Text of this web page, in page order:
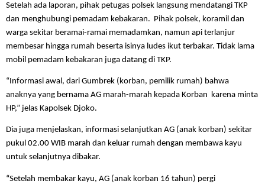
Setelah ada laporan, pihak petugas polsek langsung mendatangi TKP
dan menghubungi pemadam kebakaran. Pihak polsek, koramil dan
warga sekitar beramai-ramai memadamkan, namun api terlanjur
membesar hingga rumah beserta isinya ludes ikut terbakar. Tidak lama
mobil pemadam kebakaran juga datang di TKP.
“Informasi awal, dari Gumbrek (korban, pemilik rumah) bahwa
anaknya yang bernama AG marah-marah kepada Korban karena minta
HP,” jelas Kapolsek Djoko.
Dia juga menjelaskan, informasi selanjutkan AG (anak korban) sekitar
pukul 02.00 WIB marah dan keluar rumah dengan membawa kayu
untuk selanjutnya dibakar.
“Setelah membakar kayu, AG (anak korban 16 tahun) pergi